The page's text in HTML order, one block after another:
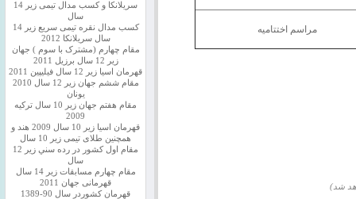
مراسم اختتامیه
شد)
سريلانكا و کسب مدال تیمی زیر 14
سال
کسب مدال نقره تیمی سریع زیر 14
سال سریلانکا 2012
مقام چهارم (مشترک با سوم ) جهان
زیر 12 سال برزیل 2011
قهرمان اسيا زير 12 سال فیلیپین 2011
مقام ششم جهان زیر 12 سال 2010
یونان
مقام هفتم جهان زیر 10 سال ترکیه
2009
قهرمان اسيا زیر 10 سال 2009 هند و
همچنین طلای تیمی زیر 10 سال
مقام اول كشور در رده سني زير 12
سال
مقام چهارم مسابقات زیر 14 سال
قهرمانی جهان 2011
قهرمان کشوردر سال 90-1389